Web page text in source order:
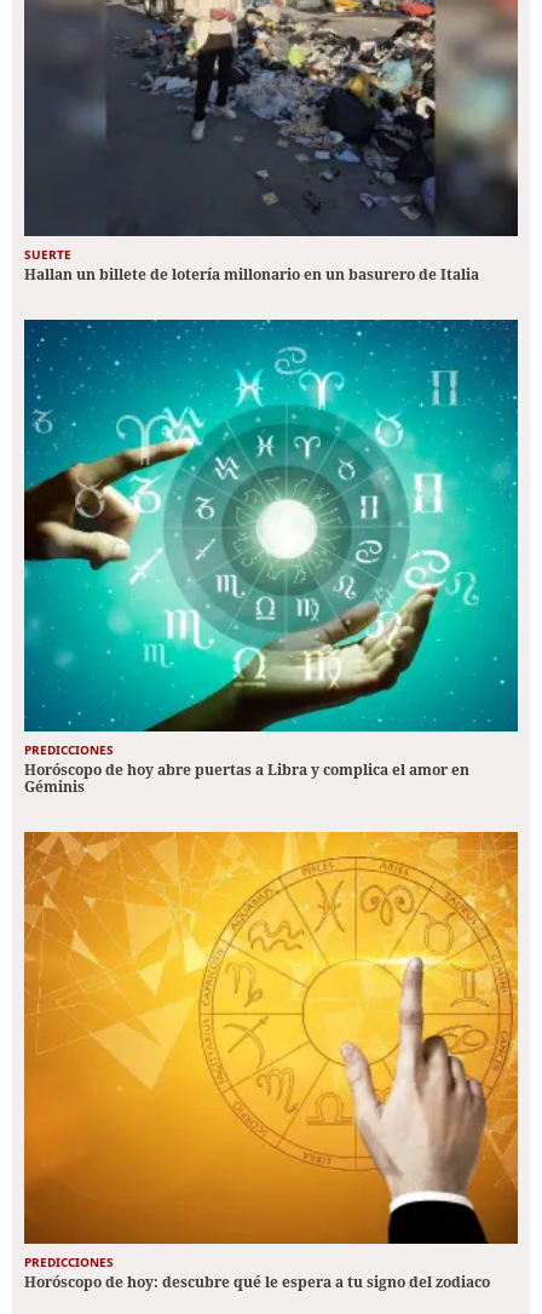
SUERTE
Hallan un billete de lotería millonario en un basurero de Italia
PREDICCIONES
Horóscopo de hoy abre puertas a Libra y complica el amor en
Géminis
PREDICCIONES
Horóscopo de hoy: descubre qué le espera a tu signo del zodiaco